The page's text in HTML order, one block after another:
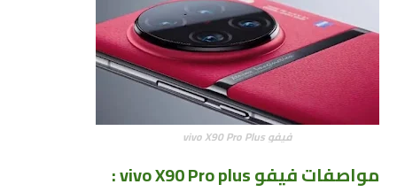
فيفو vivo X90 Pro Plus
مواصفات فيفو vivo X90 Pro plus :